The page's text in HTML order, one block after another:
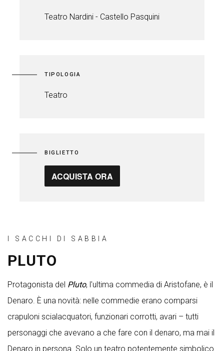
Teatro Nardini - Castello Pasquini
TIPOLOGIA
Teatro
BIGLIETTO
ACQUISTA ORA
I SACCHI DI SABBIA
PLUTO
Protagonista del Pluto, l'ultima commedia di Aristofane, è il
Denaro. È una novità: nelle commedie erano comparsi
crapuloni scialacquatori, funzionari corrotti, avari – tutti
personaggi che avevano a che fare con il denaro, ma mai il
Denaro in persona. Solo un teatro potentemente simbolico